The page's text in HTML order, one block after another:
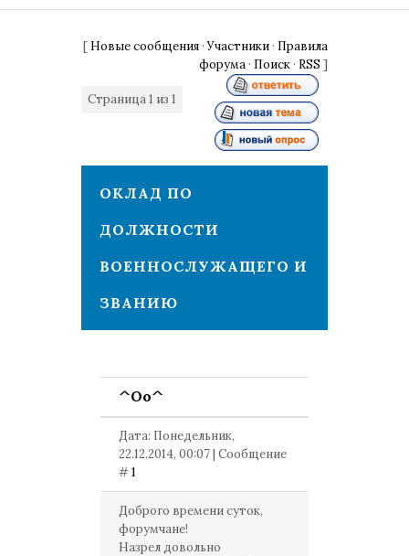
[ Новые сообщения ·Участники · Правила
форума · Поиск · RSS ]
Страница1 из 1
ОКЛАД ПО
ДОЛЖНОСТИ
ВОЕННОСЛУЖАЩЕГО И
ЗВАНИЮ
^Оо^
Дата: Понедельник,
22.12.2014, 00:07 | Сообщение
#1
Доброго времени суток,
форумчане!
Назрел довольно